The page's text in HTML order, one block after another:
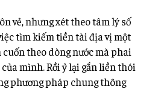
vẻ, nhưng xét theo tâm lý số
tìm kiếm tiền tài địa vị một
theo dòng nước mà phai
mình. Rồi ỷ lại gắn liền thói
phương pháp chung thông